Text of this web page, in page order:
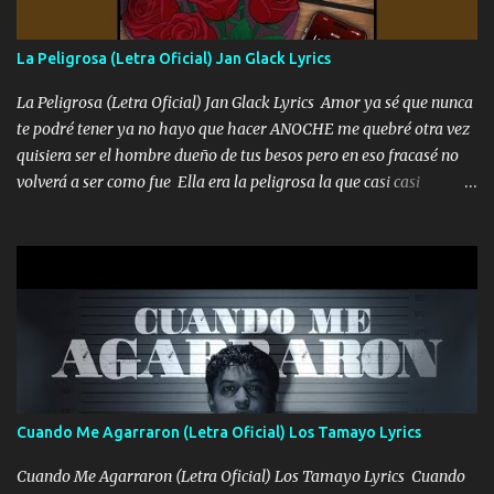
se atora Pero nunca le aflojamos Ya me han pasado cosas Y
aunque ustedes no sepan Pero la vida es muy corta Hay que
echarle chingazos Y seguir trabajando porque nada es...
La Peligrosa (Letra Oficial) Jan Glack Lyrics
La Peligrosa (Letra Oficial) Jan Glack Lyrics Amor ya sé que nunca
te podré tener ya no hayo que hacer ANOCHE me quebré otra vez
quisiera ser el hombre dueño de tus besos pero en eso fracasé no
volverá a ser como fue Ella era la peligrosa la que casi casi
Música Amar me duele estoy rodeado de mujeres pero solo
quieren billetes y yo que solo ocupo verte Recuerdo echábamos
pasión en la troca tus labios besándome yo quitándote la ropa no
quiero que sea nunca con otra yo quiero llevarte a la Luna y si
quieres en ese momento te pido que seas mi esposa Chingada
madre no quiero dejar de tenerte no ayuda la p'uta loquera y al
chile quisiera ser menos de ti dependiente la pinche tristeza me
encierra princesa tu sabes que nunca saldras de mi mente Ella era
Cuando Me Agarraron (Letra Oficial) Los Tamayo Lyrics
Cuando Me Agarraron (Letra Oficial) Los Tamayo Lyrics Cuando